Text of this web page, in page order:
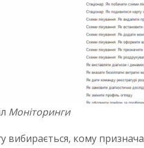
Моніторинги
кому